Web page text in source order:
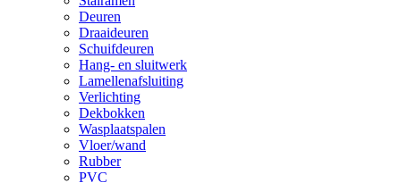
Deuren
Draaideuren
Schuifdeuren
Hang- en sluitwerk
Lamellenafsluiting
Verlichting
Dekbokken
Wasplaatspalen
Vloer/wand
Rubber
PVC